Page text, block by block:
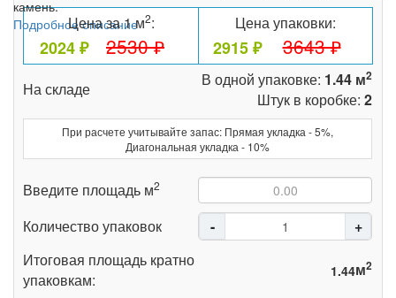
камень.
Подробное описание
Цена за 1 м2:
2024 ₽ 2530 ₽
Цена упаковки:
2915 ₽ 3643 ₽
На складе В одной упаковке: 1.44 м2
Штук в коробке: 2
При расчете учитывайте запас: Прямая укладка - 5%,
Диагональная укладка - 10%
Введите площадь м2
Количество упаковок
Итоговая площадь кратно
упаковкам:
м2